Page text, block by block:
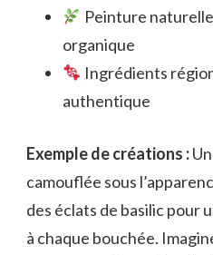
Peinture
organique
Ingrédients
authentique
Exemple de créations :
camouflée sous
des éclats de basilic pour
à chaque bouchée.